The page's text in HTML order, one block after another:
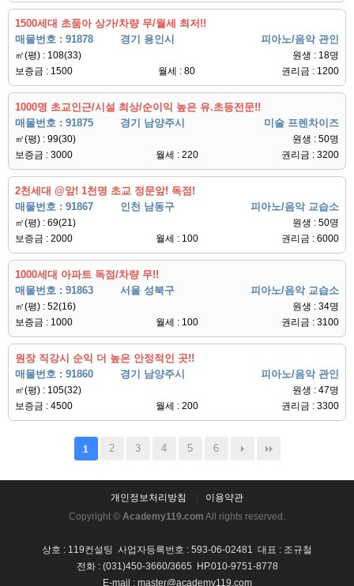
1500세대 초품아 상가/차량 무/월세 최저!!
매물번호 : 91878
경기 용인시 피아노/음악 관인
㎡(평) : 108(33)
원생 : 18명
보증금 : 1500
월세 : 80 권리금 : 1200
1000명 초교인근/시설 최상/순이익 높은 유.초등전문!!
매물번호 : 91875
경기 남양주시 미술 프렌차이즈
㎡(평) : 99(30)
원생 : 50명
보증금 : 3000
월세 : 220 권리금 : 3200
2천세대 @앞! 1천명 초교 정문앞! 독점!
매물번호 : 91867
인천 남동구 피아노/음악 교습소
㎡(평) : 69(21)
원생 : 50명
보증금 : 2000
월세 : 100 권리금 : 6000
1000세대 아파트 독점/차량 무!!
매물번호 : 91863
서울 성북구 피아노/음악 교습소
㎡(평) : 52(16)
원생 : 34명
보증금 : 1000
월세 : 100 권리금 : 3100
원장 직강시 순익 더 높은 안정적인 곳!!
매물번호 : 91860
경기 남양주시 피아노/음악 관인
㎡(평) : 105(32)
원생 : 47명
보증금 : 4500
월세 : 200 권리금 : 3300
1 2 3 4 5 6
개인정보처리방침
이용약관
Copyright © Academy119.com All rights reserved.
상호 : 119컨설팅 사업자등록번호 : 593-06-02481 대표 : 조규철
전화 : (031)450-3660/3665 HP.010-9751-8778
E-mail : master@academy119.com